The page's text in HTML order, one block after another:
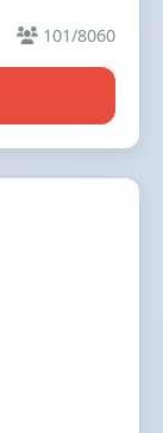
101/8060